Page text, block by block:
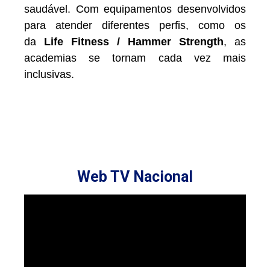
saudável. Com equipamentos desenvolvidos
para atender diferentes perfis, como os
da Life Fitness / Hammer Strength, as
academias se tornam cada vez mais
inclusivas.
Web TV Nacional